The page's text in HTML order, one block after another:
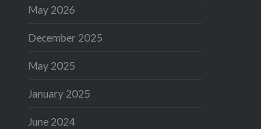
May 2026
December 2025
May 2025
January 2025
June 2024